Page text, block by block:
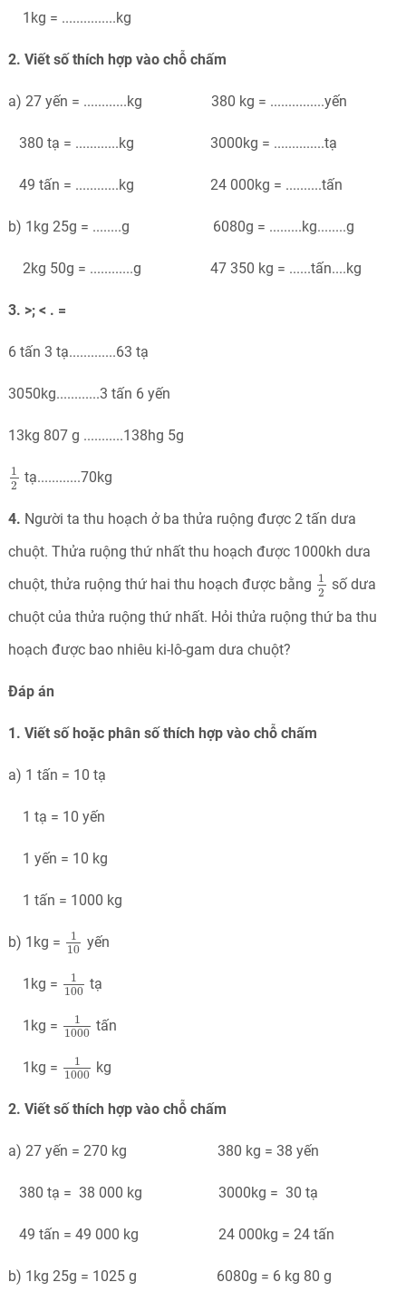
1kg = ...............kg
2. Viết số thích hợp vào chỗ chấm
a) 27 yến = ............kg 380 kg = ...............yến
380 tạ = ............kg 3000kg = ..............tạ
49 tấn = ............kg 24 000kg = ..........tấn
b) 1kg 25g = ........g 6080g = .........kg........g
2kg 50g = ............g 47 350 kg = ......tấn....kg
3. >; < . =
6 tấn 3 tạ.............63 tạ
3050kg............3 tấn 6 yến
13kg 807 g ...........138hg 5g
1
2
1
tạ............70kg
4. Người ta thu hoạch ở ba thửa ruộng được 2 tấn dưa
chuột. Thửa ruộng thứ nhất thu hoạch được 1000kh dưa
chuột, thửa ruộng thứ hai thu hoạch được bằng 1
2
1
số dưa
chuột của thửa ruộng thứ nhất. Hỏi thửa ruộng thứ ba thu
hoạch được bao nhiêu ki-lô-gam dưa chuột?
Đáp án
1. Viết số hoặc phân số thích hợp vào chỗ chấm
a) 1 tấn = 10 tạ
1 tạ = 10 yến
1 yến = 10 kg
1 tấn = 1000 kg
b) 1kg =
1
10
110
yến
1kg =
1
100
100
tạ
1kg =
1
1000
1000
tấn
1kg =
1
1000
1000
kg
2. Viết số thích hợp vào chỗ chấm
a) 27 yến = 270 kg 380 kg = 38 yến
380 tạ = 38 000 kg 3000kg = 30 tạ
49 tấn = 49 000 kg 24 000kg = 24 tấn
b) 1kg 25g = 1025 g 6080g = 6 kg 80 g